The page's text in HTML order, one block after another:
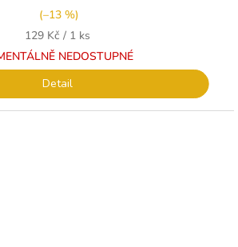
(–13 %)
Měrná
cena:
129 Kč / 1 ks
NEDOSTUPNÉ
Detail